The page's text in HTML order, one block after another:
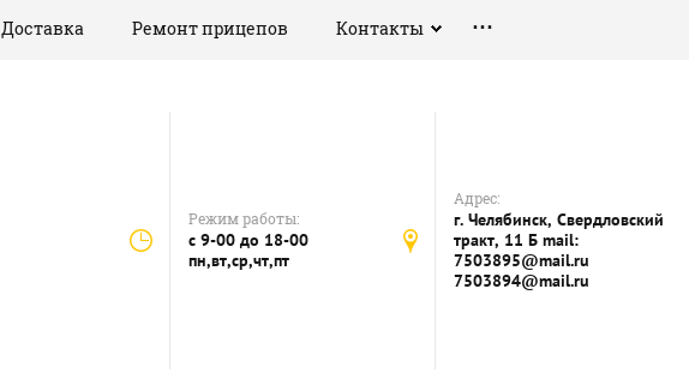
Доставка Ремонт прицепов Контакты
Режим работы:
с 9-00 до 18-00
пн,вт,ср,чт,пт
Адрес:
г. Челябинск, Свердловский
тракт, 11 Б mail:
7503895@mail.ru
7503894@mail.ru